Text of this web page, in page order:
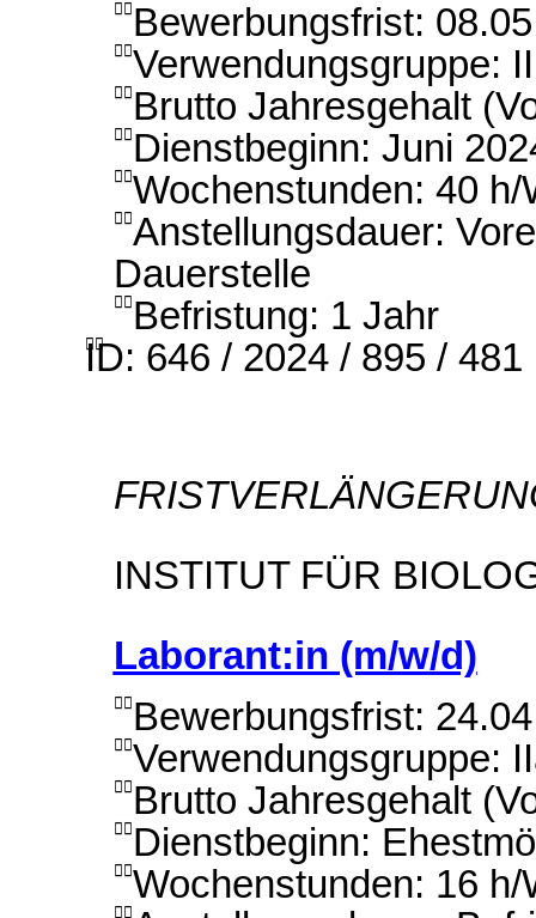
 Bewerbungsfrist:
Verwendungsgruppe:
 Brutto Jahresgehalt
 Dienstbeginn: Juni
Wochenstunden: 40 h/
Anstellungsdauer:
Dauerstelle
 Befristung: 1 Jahr

ID: 646 / 2024 / 895 / 481
INSTITUT FÜR
Laborant:in (m/w/d)
 Bewerbungsfrist:
Verwendungsgruppe:
 Brutto Jahresgehalt
 Dienstbeginn:
Wochenstunden: 16 h/
